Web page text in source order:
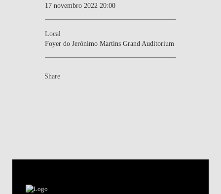
17 novembro 2022 20:00
Local
Foyer do Jerónimo Martins Grand Auditorium
Share